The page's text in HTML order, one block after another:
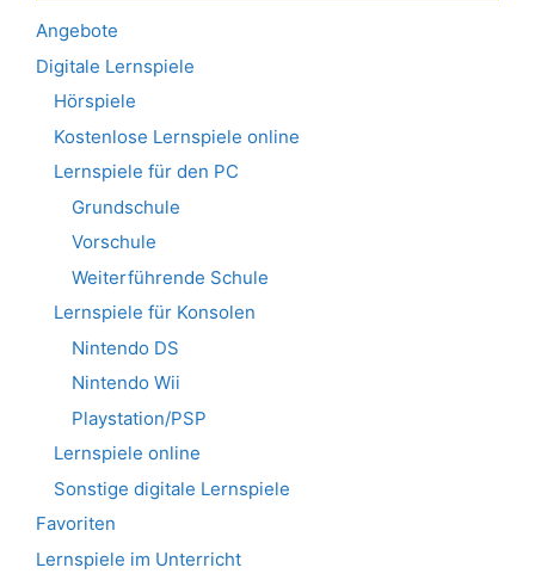
Angebote
Digitale Lernspiele
Hörspiele
Kostenlose Lernspiele online
Lernspiele für den PC
Grundschule
Vorschule
Weiterführende Schule
Lernspiele für Konsolen
Nintendo DS
Nintendo Wii
Playstation/PSP
Lernspiele online
Sonstige digitale Lernspiele
Favoriten
Lernspiele im Unterricht